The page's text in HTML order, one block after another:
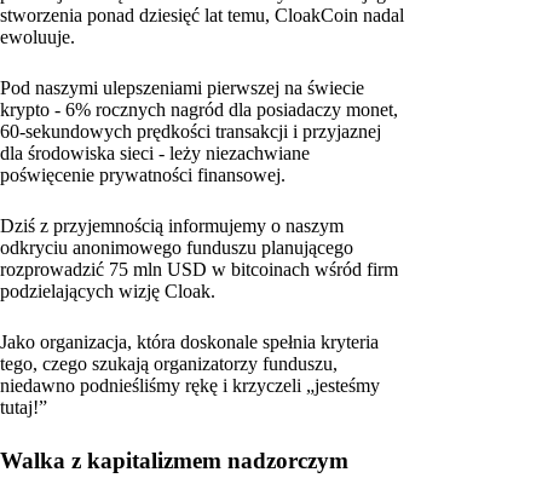
stworzenia ponad dziesięć lat temu, CloakCoin nadal
ewoluuje.
Pod naszymi ulepszeniami pierwszej na świecie
krypto - 6% rocznych nagród dla posiadaczy monet,
60-sekundowych prędkości transakcji i przyjaznej
dla środowiska sieci - leży niezachwiane
poświęcenie prywatności finansowej.
Dziś z przyjemnością informujemy o naszym
odkryciu anonimowego funduszu planującego
rozprowadzić 75 mln USD w bitcoinach wśród firm
podzielających wizję Cloak.
Jako organizacja, która doskonale spełnia kryteria
tego, czego szukają organizatorzy funduszu,
niedawno podnieśliśmy rękę i krzyczeli „jesteśmy
tutaj!”
Walka z kapitalizmem nadzorczym